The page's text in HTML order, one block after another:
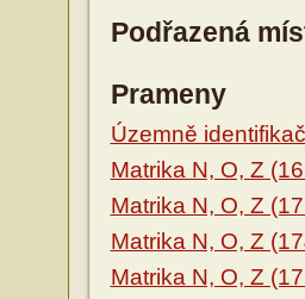
Podřazená
Prameny
Územně
Matrika N, O, Z
Matrika N, O, Z
Matrika N, O, Z
Matrika N, O, Z